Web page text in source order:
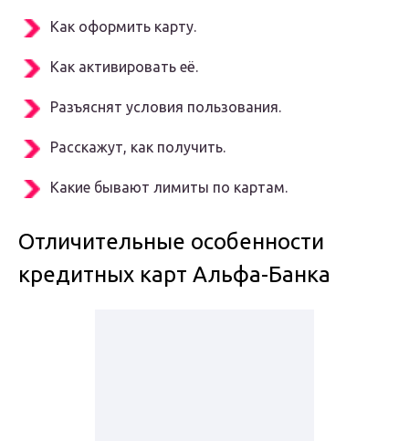
Как оформить карту.
Как активировать её.
Разъяснят условия пользования.
Расскажут, как получить.
Какие бывают лимиты по картам.
Отличительные особенности
кредитных карт Альфа-Банка